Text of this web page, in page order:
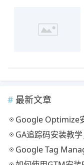
最新文章
Google Optimize安
GA追踪码安装教
Google Tag